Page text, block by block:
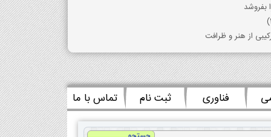
بفروشد
از هنر و ظرافت
فناوری ثبت نام تماس با ما